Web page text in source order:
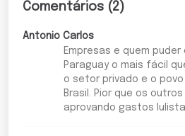
Comentários (2)
Antonio Carlos
Empresas e quem puder
Paraguay o mais fácil
o setor privado e o
Brasil. Pior que os
aprovando gastos